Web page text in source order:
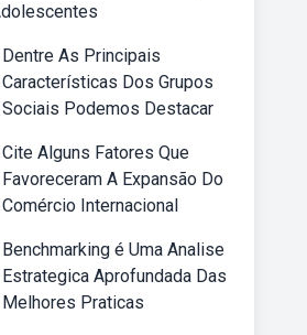
Dentre As Principais
Características Dos Grupos
Sociais Podemos Destacar
Cite Alguns Fatores Que
Favoreceram A Expansão Do
Comércio Internacional
Benchmarking é Uma Analise
Estrategica Aprofundada Das
Melhores Praticas